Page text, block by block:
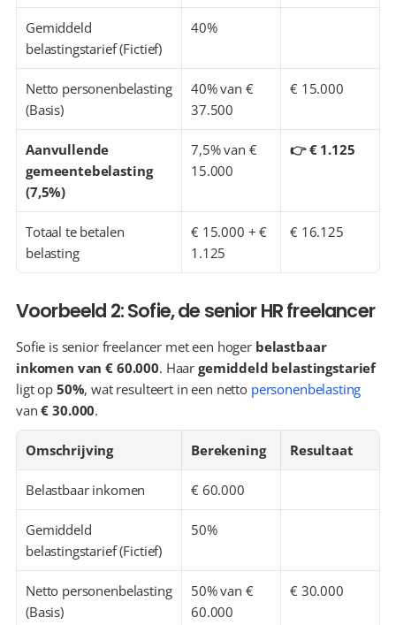
Gemiddeld
belastingstarief (Fictief)
40%
Netto personenbelasting
(Basis)
40% van €
37.500
€ 15.000
Aanvullende
gemeentebelasting
(7,5%)
7,5% van €
15.000
👉 € 1.125
Totaal te betalen
belasting
€ 15.000 + €
1.125
€ 16.125
Voorbeeld 2: Sofie, de senior HR freelancer
Sofie is senior freelancer met een hoger belastbaar
inkomen van € 60.000. Haar gemiddeld belastingstarief
ligt op 50%, wat resulteert in een netto personenbelasting
van € 30.000.
Omschrijving Berekening Resultaat
Belastbaar inkomen € 60.000
Gemiddeld
belastingstarief (Fictief)
50%
Netto personenbelasting
(Basis)
50% van €
60.000
€ 30.000